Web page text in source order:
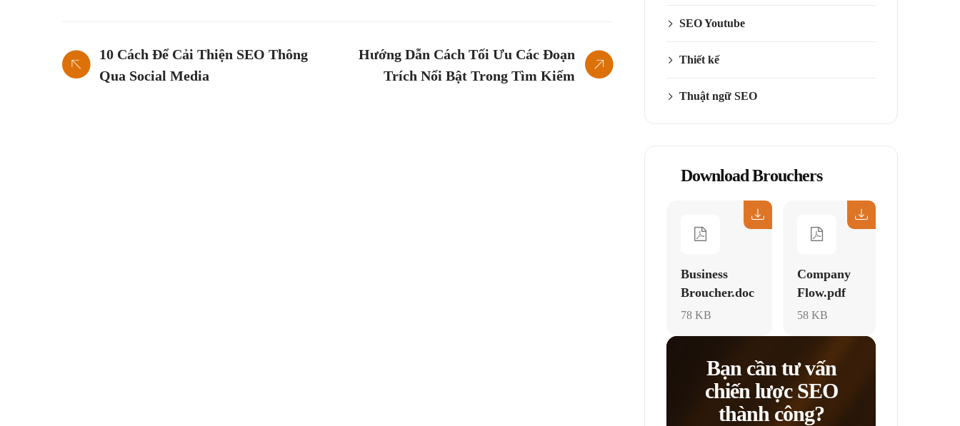
10 Cách Để Cải Thiện SEO Thông
Qua Social Media
Hướng Dẫn Cách Tối Ưu Các Đoạn
Trích Nổi Bật Trong Tìm Kiếm
SEO Youtube
Thiết kế
Thuật ngữ SEO
Download Brouchers
Business
Broucher.doc
78 KB
Company
Flow.pdf
58 KB
Bạn cần tư vấn
chiến lược SEO
thành công?